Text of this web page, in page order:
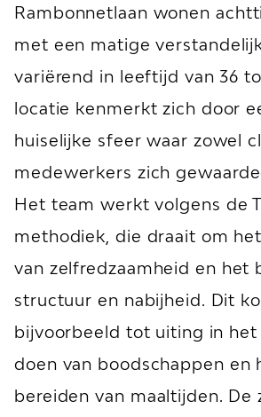
Rambonnetlaan wonen
met een matige
variërend in leeftijd van 36
locatie kenmerkt zich door
huiselijke sfeer waar zowel
medewerkers zich
Het team werkt volgens de
methodiek, die draait om
van zelfredzaamheid en het
structuur en nabijheid. Dit
bijvoorbeeld tot uiting in het
doen van boodschappen en
bereiden van maaltijden. De